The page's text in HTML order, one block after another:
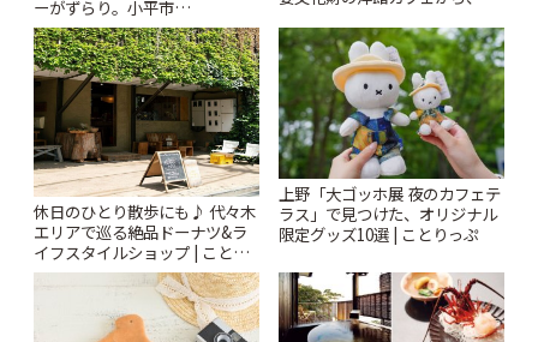
ーがずらり。小平市
「Kimamaya T&K」 | ことりっ
ぷ
りっぷ
休日のひとり散歩にも♪ 代々木
エリアで巡る絶品ドーナツ&ラ
イフスタイルショップ | ことり
っぷ
上野「大ゴッホ展 夜のカフェテ
ラス」で見つけた、オリジナル
限定グッズ10選 | ことりっぷ